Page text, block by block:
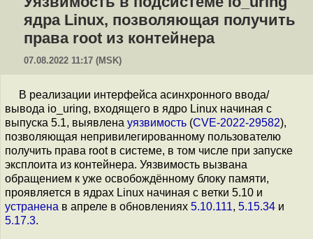
ядра Linux, позволяющая получить
права root из контейнера
07.08.2022 11:17 (MSK)
В реализации интерфейса асинхронного ввода/
вывода io_uring, входящего в ядро Linux начиная с
выпуска 5.1, выявлена уязвимость (CVE-2022-29582),
позволяющая непривилегированному пользователю
получить права root в системе, в том числе при запуске
эксплоита из контейнера. Уязвимость вызвана
обращением к уже освобождённому блоку памяти,
проявляется в ядрах Linux начиная с ветки 5.10 и
устранена в апреле в обновлениях 5.10.111, 5.15.34 и
5.17.3.